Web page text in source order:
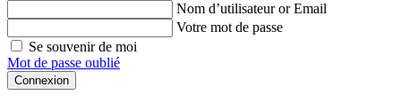
Nom d’utilisateur or Email
Votre mot de passe
Se souvenir de moi
Mot de passe oublié
Connexion